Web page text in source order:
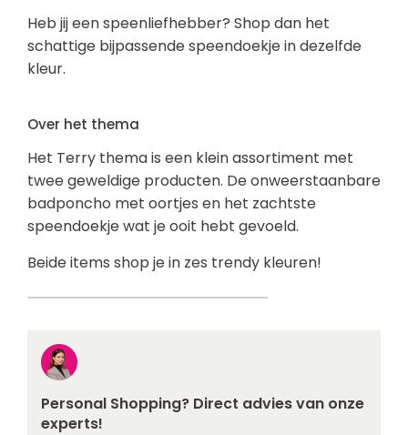
Heb jij een speenliefhebber? Shop dan het
schattige bijpassende speendoekje in dezelfde
kleur.
Over het thema
Het Terry thema is een klein assortiment met
twee geweldige producten. De onweerstaanbare
badponcho met oortjes en het zachtste
speendoekje wat je ooit hebt gevoeld.
Beide items shop je in zes trendy kleuren!
Personal Shopping? Direct advies van onze
experts!